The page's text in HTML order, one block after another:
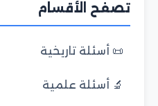
تصفح الأقسام
📜 أسئلة تاريخية
🔬 أسئلة علمية